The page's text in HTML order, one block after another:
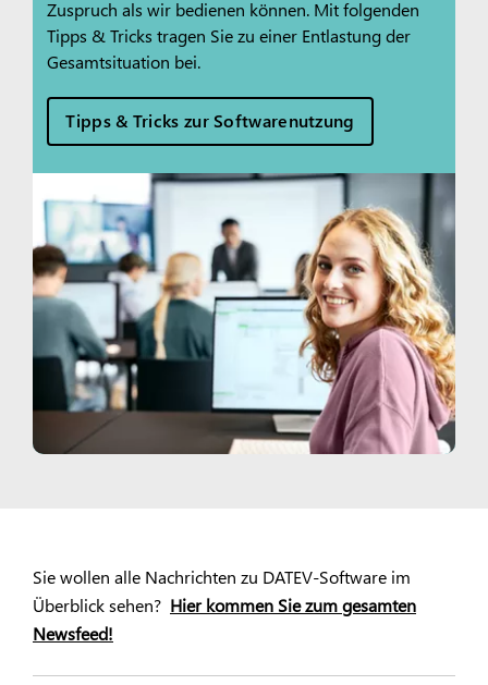
Zuspruch als wir bedienen können. Mit folgenden
Tipps & Tricks tragen Sie zu einer Entlastung der
Gesamtsituation bei.
Tipps & Tricks zur Softwarenutzung
Sie wollen alle Nachrichten zu DATEV-Software im
Überblick sehen? Hier kommen Sie zum gesamten
Newsfeed!